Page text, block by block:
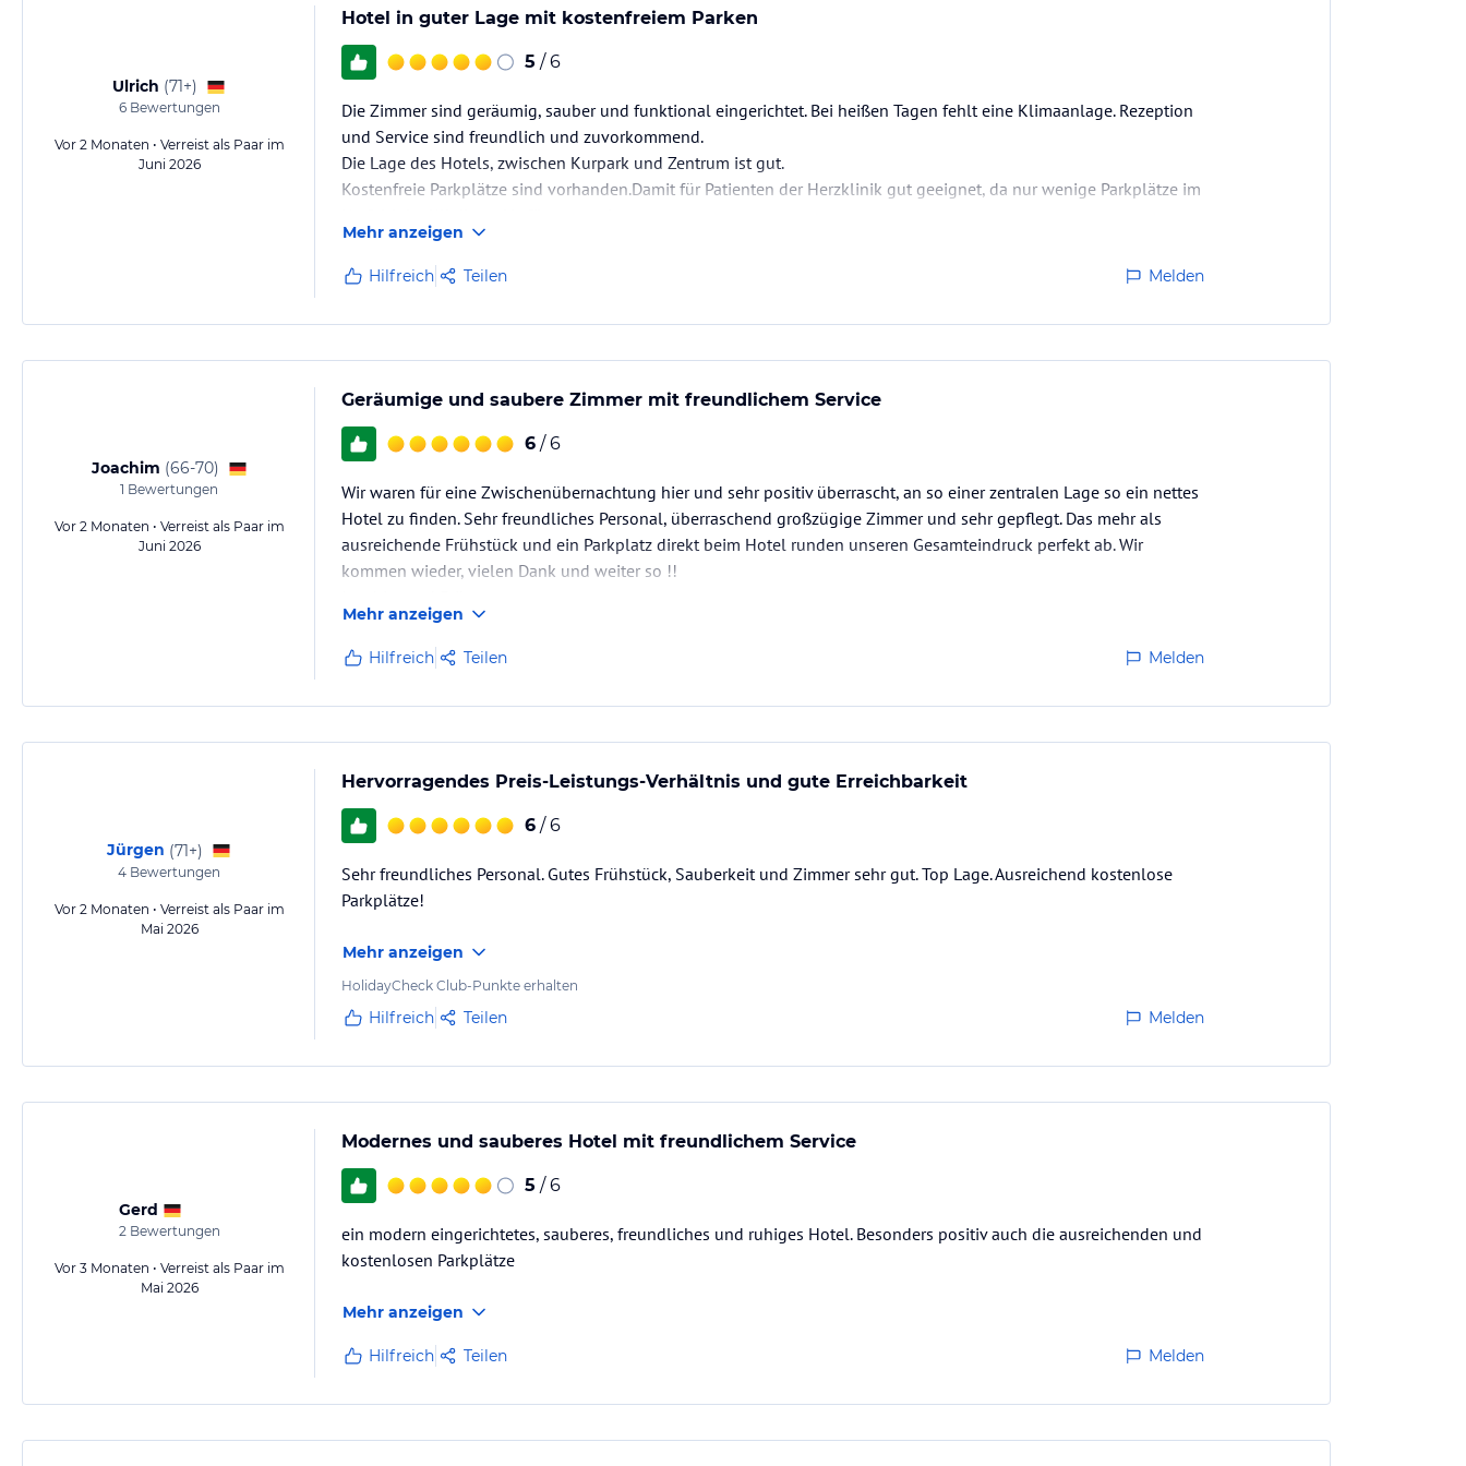
Ulrich (71+)
6Bewertungen
Vor 2 Monaten • Verreist als Paar im
Juni 2026
Hotel in guter Lage mit kostenfreiem Parken
5 / 6
Die Zimmer sind geräumig, sauber und funktional eingerichtet. Bei heißen Tagen fehlt eine Klimaanlage. Rezeption
und Service sind freundlich und zuvorkommend.
Die Lage des Hotels, zwischen Kurpark und Zentrum ist gut.
Kostenfreie Parkplätze sind vorhanden.Damit für Patienten der Herzklinik gut geeignet, da nur wenige Parkplätze im
Mehr anzeigen
Hilfreich Teilen Melden
Joachim (66-70)
1 Bewertungen
Vor 2 Monaten • Verreist als Paar im
Juni 2026
Geräumige und saubere Zimmer mit freundlichem Service
6 / 6
Wir waren für eine Zwischenübernachtung hier und sehr positiv überrascht, an so einer zentralen Lage so ein nettes
Hotel zu finden. Sehr freundliches Personal, überraschend großzügige Zimmer und sehr gepflegt. Das mehr als
ausreichende Frühstück und ein Parkplatz direkt beim Hotel runden unseren Gesamteindruck perfekt ab. Wir
kommen wieder, vielen Dank und weiter so !!
Mehr anzeigen
Hilfreich Teilen Melden
Jürgen (71+)
4 Bewertungen
Vor 2 Monaten • Verreist als Paar im
Mai 2026
Hervorragendes Preis-Leistungs-Verhältnis und gute Erreichbarkeit
6 / 6
Sehr freundliches Personal. Gutes Frühstück, Sauberkeit und Zimmer sehr gut. Top Lage. Ausreichend kostenlose
Parkplätze!
Mehr anzeigen
HolidayCheck Club-Punkte erhalten
Hilfreich Teilen Melden
Gerd
2Bewertungen
Vor 3 Monaten • Verreist als Paar im
Mai 2026
Modernes und sauberes Hotel mit freundlichem Service
5 / 6
ein modern eingerichtetes, sauberes, freundliches und ruhiges Hotel. Besonders positiv auch die ausreichenden und
kostenlosen Parkplätze
Mehr anzeigen
Hilfreich Teilen Melden